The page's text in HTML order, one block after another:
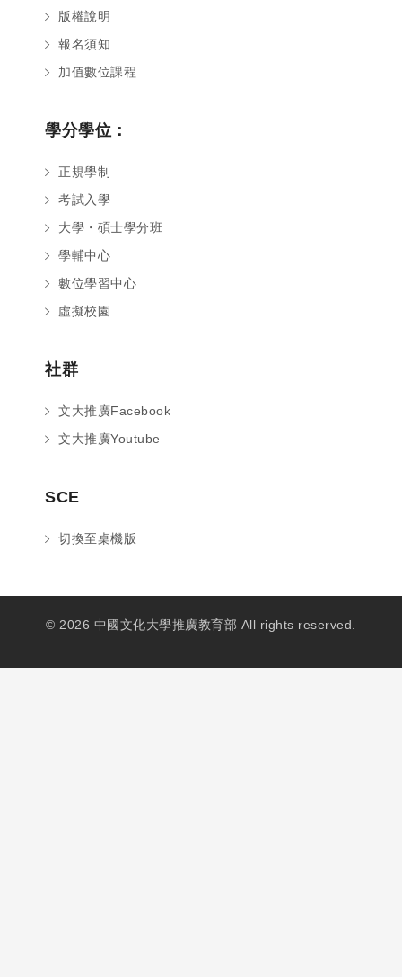
版權說明
報名須知
加值數位課程
學分學位：
正規學制
考試入學
大學・碩士學分班
學輔中心
數位學習中心
虛擬校園
社群
文大推廣Facebook
文大推廣Youtube
SCE
切換至桌機版
© 2026 中國文化大學推廣教育部 All rights reserved.